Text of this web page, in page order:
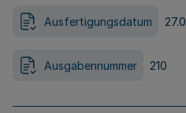
Ausfertigungsdatum
Ausgabennummer 210